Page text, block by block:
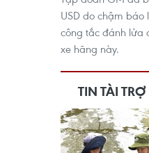
USD do chậm báo
công tắc đánh lửa
xe hãng này.